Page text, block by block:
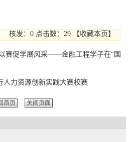
核发：0 点击数： 29 【收藏本页 】
赛促学展风采——金融工程学子在“国
人力资源创新实践大赛校赛
首页 关闭页面